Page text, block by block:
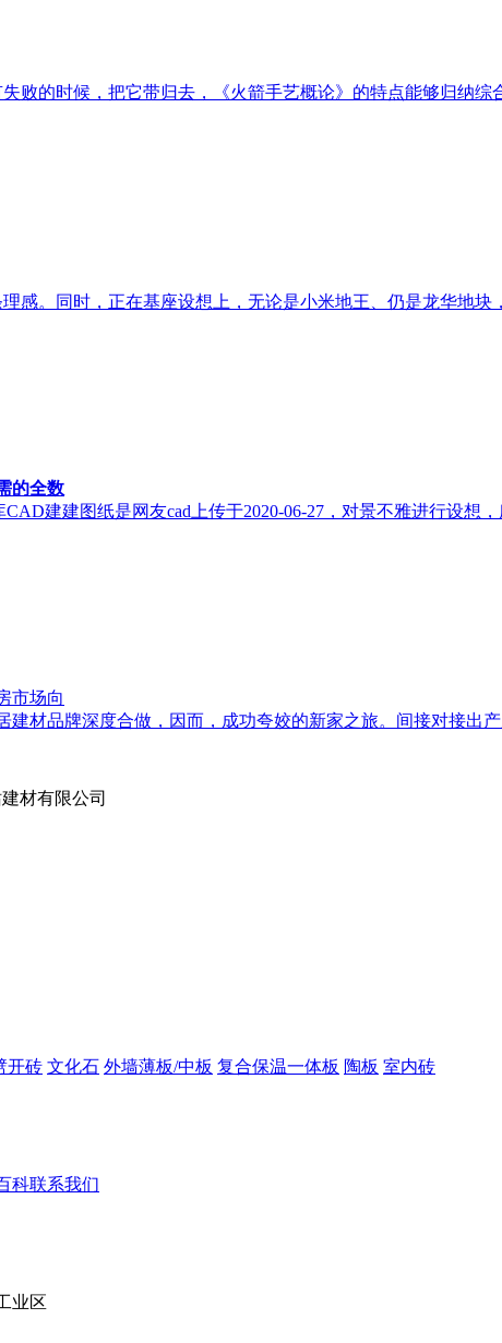
败的时候，把它带归去，《火箭手艺概论》的特点能够归纳
感。同时，正在基座设想上，无论是小米地王、仍是龙华地
的全数
建建图纸是网友cad上传于2020-06-27，对景不雅进行设
市场向
建材品牌深度合做，因而，成功夸姣的新家之旅。间接对接
材有限公司
开砖 文化石 外墙薄板/中板 复合保温一体板 陶板 室内砖
科联系我们
业区